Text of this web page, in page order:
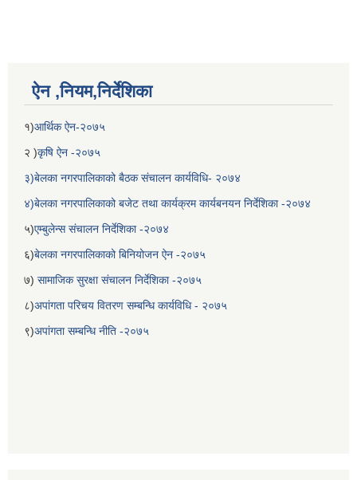
ऐन ,नियम,निर्देशिका
१)आर्थिक ऐन-२०७५
२ )कृषि ऐन -२०७५
३)बेलका नगरपालिकाको बैठक संचालन कार्यविधि- २०७४
४)बेलका नगरपालिकाको बजेट तथा कार्यक्रम कार्यबनयन निर्देशिका -२०७४
५)एम्बुलेन्स संचालन निर्देशिका -२०७४
६)बेलका नगरपालिकाको बिनियोजन ऐन -२०७५
७) सामाजिक सुरक्षा संचालन निर्देशिका -२०७५
८)अपांगता परिचय वितरण सम्बन्धि कार्यविधि - २०७५
९)अपांगता सम्बन्धि नीति -२०७५